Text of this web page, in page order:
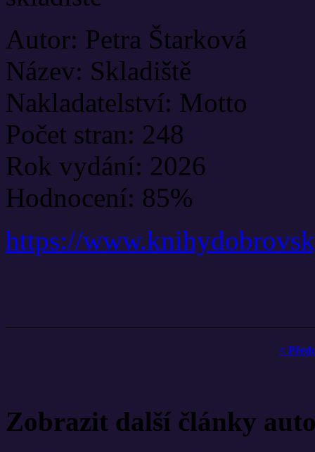
Autor: Petra Štarková
Název: Skladiště
Nakladatelství: Motto
Počet stran: 248
Rok vydání: 2026
Hodnocení: 85%
https://
<
Zobrazit další články